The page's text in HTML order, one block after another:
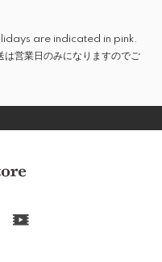
are indicated in pink.
は営業日のみになりますのでご